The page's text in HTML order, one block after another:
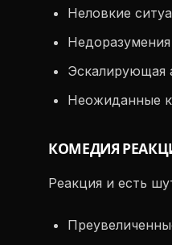
Неловкие
Недоразумения
Эскалирующая
Неожиданные
КОМЕДИЯ
Реакция и есть